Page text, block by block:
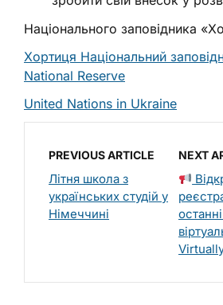
Національного заповідника
Хортиця Національний
National Reserve
United Nations in Ukraine
PREVIOUS ARTICLE
Літня школа з
українських студій у
Німеччині
NEXT